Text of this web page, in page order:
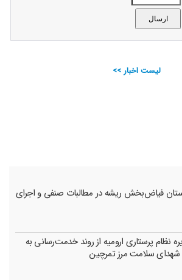
لیست اخبار >>
فیاض‌بخش ریشه در مطالبات صنفی و اجرای
نظام پرستاری ارومیه از روند خدمت‌رسانی به
شهدای سلامت مرز تمرچین